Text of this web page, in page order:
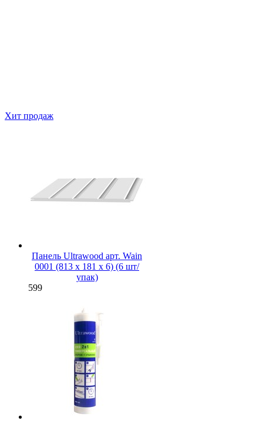
Хит продаж
Панель Ultrawood арт. Wain
0001 (813 х 181 х 6) (6 шт/
упак)
599